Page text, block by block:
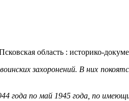
область : историко-
захоронений. В них
года по май 1945 года, по